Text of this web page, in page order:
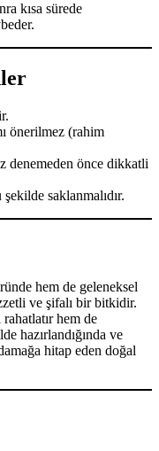
kısa sürede
önerilmez (rahim
denemeden önce dikkatli
saklanmalıdır.
hem de geleneksel
ve şifalı bir bitkidir.
hem de
hazırlandığında ve
hitap eden doğal